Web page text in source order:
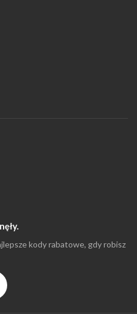
kody rabatowe, gdy robisz